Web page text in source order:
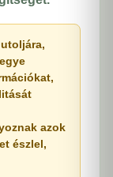
azok
észlel,